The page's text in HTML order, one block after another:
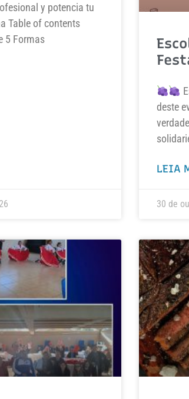
y potencia tu
Table of contents
5 Formas
deste
LEIA
30 de